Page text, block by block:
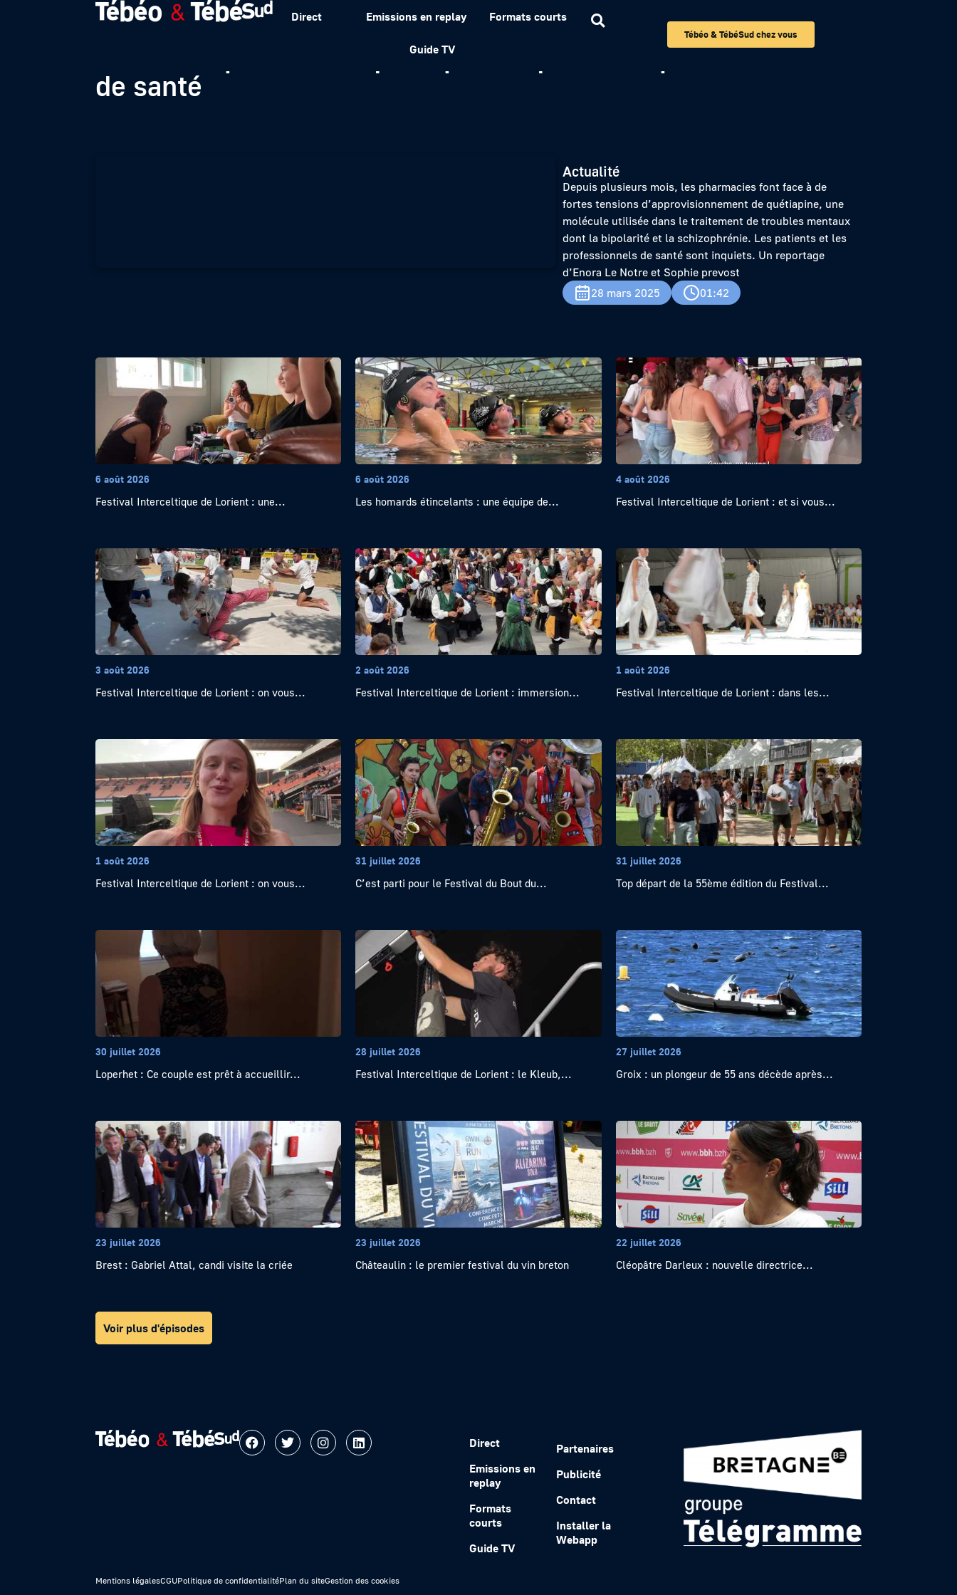
Direct Emissions en replay Formats courts
Guide TV
Tébéo & TébéSud chez vous
Brest : La pénurie de quétiapine inquiète les professionnels
de santé
Actualité
Depuis plusieurs mois, les pharmacies font face à de
fortes tensions d’approvisionnement de quétiapine, une
molécule utilisée dans le traitement de troubles mentaux
dont la bipolarité et la schizophrénie. Les patients et les
professionnels de santé sont inquiets. Un reportage
d’Enora Le Notre et Sophie prevost
28 mars 2025
01:42
6 août 2026
Festival Interceltique de Lorient : une...
6 août 2026
Les homards étincelants : une équipe de...
4 août 2026
Festival Interceltique de Lorient : et si vous...
3 août 2026
Festival Interceltique de Lorient : on vous...
2 août 2026
Festival Interceltique de Lorient : immersion...
1 août 2026
Festival Interceltique de Lorient : dans les...
1 août 2026
Festival Interceltique de Lorient : on vous...
31 juillet 2026
C’est parti pour le Festival du Bout du...
31 juillet 2026
Top départ de la 55ème édition du Festival...
30 juillet 2026
Loperhet : Ce couple est prêt à accueillir...
28 juillet 2026
Festival Interceltique de Lorient : le Kleub,...
27 juillet 2026
Groix : un plongeur de 55 ans décède après...
23 juillet 2026
Brest : Gabriel Attal, candi visite la criée
23 juillet 2026
Châteaulin : le premier festival du vin breton
22 juillet 2026
Cléopâtre Darleux : nouvelle directrice...
Voir plus d'épisodes
Direct
Emissions en
replay
Formats
courts
Guide TV
Partenaires
Publicité
Contact
Installer la
Webapp
Mentions légalesCGUPolitique de confidentialitéPlan du siteGestion des cookies